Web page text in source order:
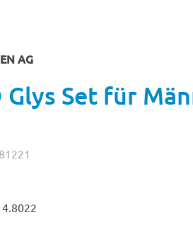
AG
Set für